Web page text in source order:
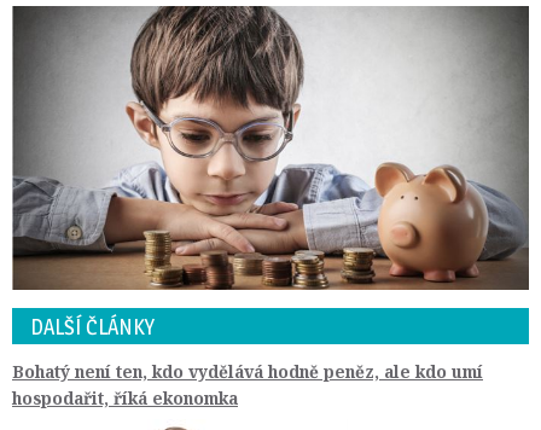
DALŠÍ ČLÁNKY
Bohatý není ten, kdo vydělává hodně peněz, ale kdo umí
hospodařit, říká ekonomka